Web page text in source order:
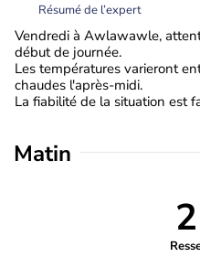
Résumé de l’expert
Vendredi à Awlawawle,
début de journée.
Les températures varieront
chaudes l'après-midi.
La fiabilité de la situation est
Matin